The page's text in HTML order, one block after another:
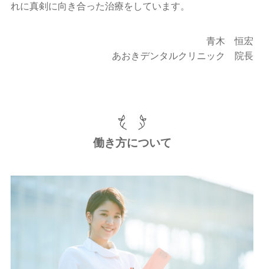
れに真剣に向き合った治療をしています。
青木 恒宏
あおきデンタルクリニック 院長
働き方について